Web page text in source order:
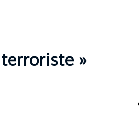
terroriste »